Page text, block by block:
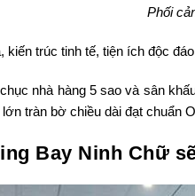
Phối
kiến trúc tinh tế, tiện ích độc
nhà hàng 5 sao và sân
tràn bờ chiều dài đạt chuẩn
Bay Ninh Chữ